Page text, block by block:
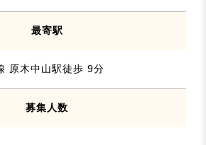
最寄駅
原木中山駅徒歩 9分
募集人数